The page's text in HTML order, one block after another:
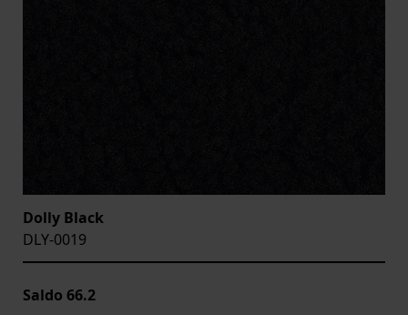
Dolly Black
DLY-0019
Saldo 66.2